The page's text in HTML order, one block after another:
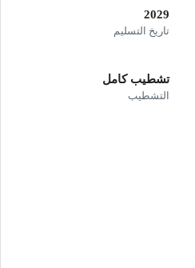
2029
تاريخ التسليم
تشطيب كامل
التشطيب